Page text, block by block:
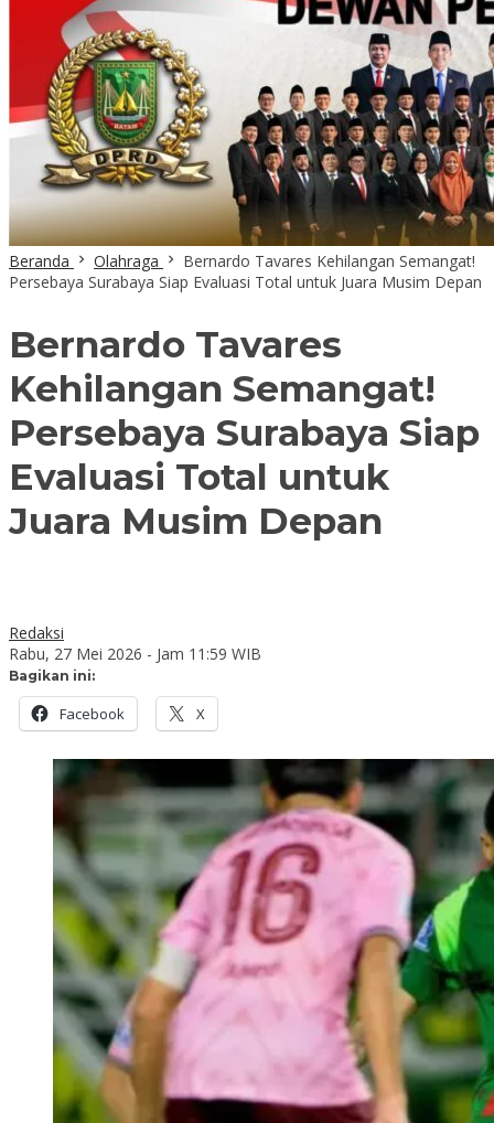
Beranda Olahraga
Bernardo Tavares Kehilangan Semangat!
Persebaya Surabaya Siap Evaluasi Total untuk Juara Musim Depan
Bernardo Tavares
Kehilangan Semangat!
Persebaya Surabaya Siap
Evaluasi Total untuk
Juara Musim Depan
Redaksi
Rabu, 27 Mei 2026 - Jam 11:59 WIB
Bagikan ini:
Facebook X